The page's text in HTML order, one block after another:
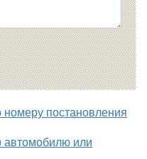
постановления
или